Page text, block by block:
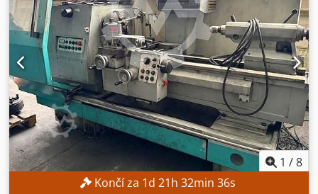
točivý moment: 35 Nm Rozsah otáček: 25–4 500 ot./min
Pohyblivé dráhy Pohybová dráha osy X: 190 mm Pohybová
dráha osy Z: 575 mm Pohybová dráha osy B: 585 mm
Rychlosti posuvu Rychlý posuv osy X: 30 m/min Rychlý
posuv osy Z: 30 m/min Rychlý posuv osy B: 18 m/min
Rozsahy posuvu Posuv osy X/Z: 0–5 000 mm/min Posuv osy
C: 1–2 000 ot./min DETaily STROJE Řízení: Mazatrol PC
Fusion CNC 640T VYBAVENÍ Protivřeteno Dwedpfozpxgxex
Aicoa Podavač tyčí
1 /8
Končí za 1d 21h 32min 35s